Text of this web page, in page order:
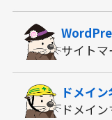
サイトマ
ドメイ
ドメイ